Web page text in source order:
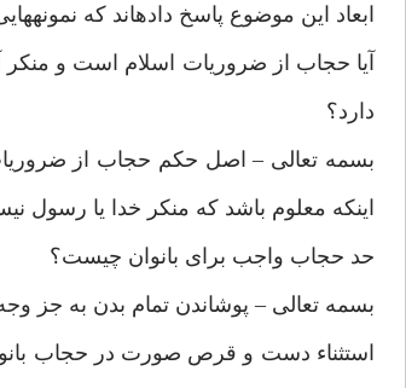
ابعاد اين موضوع پاسخ داده‏اند كه
آيا حجاب از ضروريات اسلام است و
دارد؟
بسمه تعالى – اصل حكم حجاب از
اينكه معلوم باشد كه منكر خدا يا رسول
حد حجاب واجب براى بانوان چيست؟
بسمه تعالى – پوشاندن تمام بدن به جز
استثناء دست و قرص صورت در حجاب